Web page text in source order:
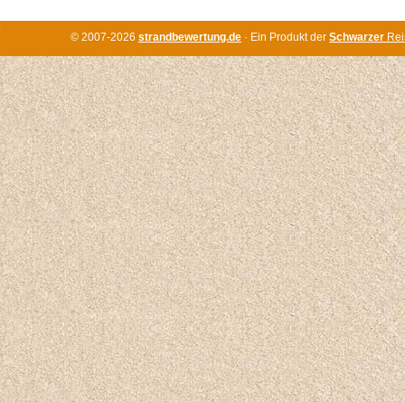
© 2007-2026 strandbewertung.de · Ein Produkt der Schwarzer